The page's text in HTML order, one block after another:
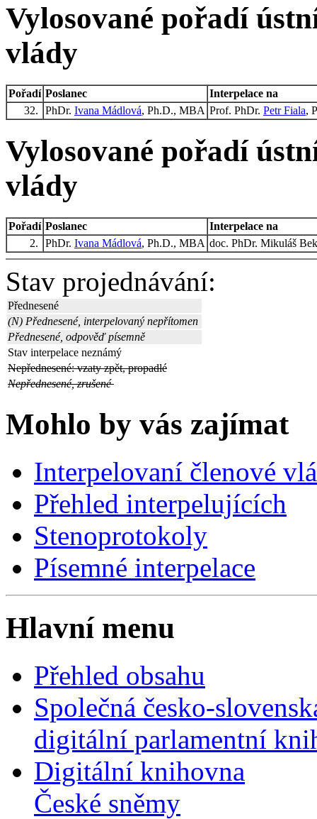
Vylosované pořadí
vlády
Pořadí Poslanec
Interpelace na
32.
PhDr. Ivana Mádlová, Ph.D., MBA Prof. PhDr. Petr Fiala,
Vylosované pořadí
vlády
Pořadí Poslanec
Interpelace na
2.
PhDr. Ivana Mádlová, Ph.D., MBA doc. PhDr. Mikuláš
Stav projednávání:
Přednesené
(N) Přednesené, interpelovaný nepřítomen
Přednesené, odpověď písemně
Stav interpelace neznámý
Nepřednesené: vzaty zpět, propadlé
Nepřednesené, zrušené
Mohlo by vás zajímat
Interpelovaní členové
Přehled interpelujících
Stenoprotokoly
Písemné interpelace
Hlavní menu
Přehled obsahu
Společná česko-
digitální parlamentní
Digitální knihovna
České sněmy